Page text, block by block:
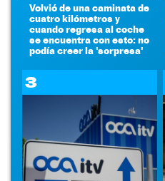
Volvió de una caminata de
cuatro kilómetros y
cuando regresa al coche
se encuentra con esto: no
podía creer la 'sorpresa'
3